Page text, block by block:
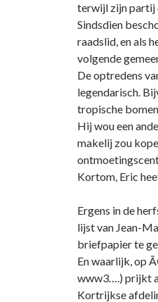
terwijl zijn partij
Sindsdien
raadslid, en als
volgende
De optredens
legendarisch.
tropische
Hij wou een
makelij zou
Kortom, Eric
Ergens in de
lijst van Jean-
briefpapier te
En waarlijk, op
www3….) prijkt
Kortrijkse